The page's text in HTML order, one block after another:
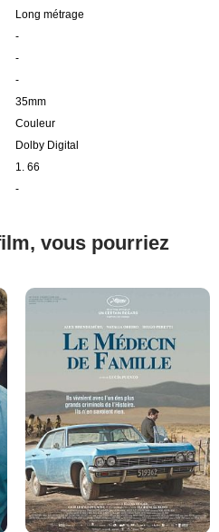
Long métrage
-
-
-
35mm
Couleur
Dolby Digital
1. 66
-
vous pourriez